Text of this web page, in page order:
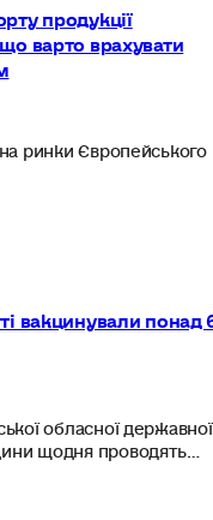
продукції
варто врахувати
на ринки Європейського
вакцинували понад
обласної державної
щодня проводять…